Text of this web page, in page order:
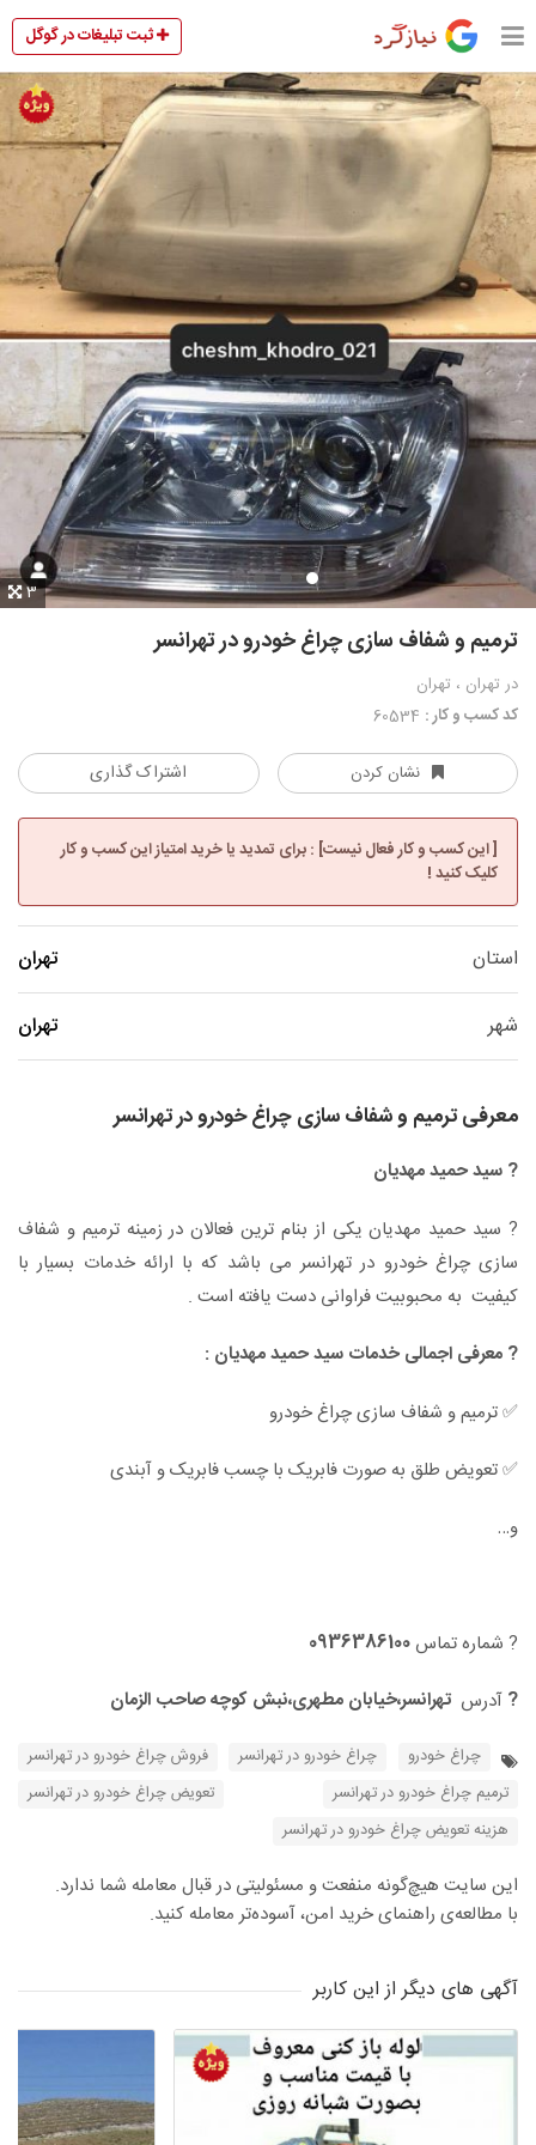
ثبت تبلیغات در گوگل
3
ترمیم و شفاف سازی چراغ خودرو در تهرانسر
در تهران ، تهران
کد کسب و کار :
نشان کردن اشتراک گذاری
[ این کسب و کار فعال نیست] : برای تمدید یا خرید امتیاز این کسب و کار
کلیک کنید !
استان تهران
شهر تهران
معرفی ترمیم و شفاف سازی چراغ خودرو در تهرانسر
? سید حمید مهدیان
? سید حمید مهدیان یکی از بنام ترین فعالان در زمینه ترمیم و شفاف
سازی چراغ خودرو در تهرانسر می باشد که با ارائه خدمات بسیار با
کیفیت به محبوبیت فراوانی دست یافته است .
? معرفی اجمالی خدمات سید حمید مهدیان :
✅ ترمیم و شفاف سازی چراغ خودرو
✅ تعویض طلق به صورت فابریک با چسب فابریک و آبندی
و…
? شماره تماس 0936386100
? آدرس تهرانسر،خیابان مطهری،نبش کوچه صاحب الزمان
چراغ خودرو چراغ خودرو در تهرانسر
فروش چراغ خودرو در تهرانسر
ترمیم چراغ خودرو در تهرانسر
تعویض چراغ خودرو در تهرانسر
هزینه تعویض چراغ خودرو در تهرانسر
این سایت هیچ‌گونه منفعت و مسئولیتی در قبال معامله شما ندارد.
با مطالعه‌ی راهنمای خرید امن، آسوده‌تر معامله کنید.
آگهی های دیگر از این کاربر